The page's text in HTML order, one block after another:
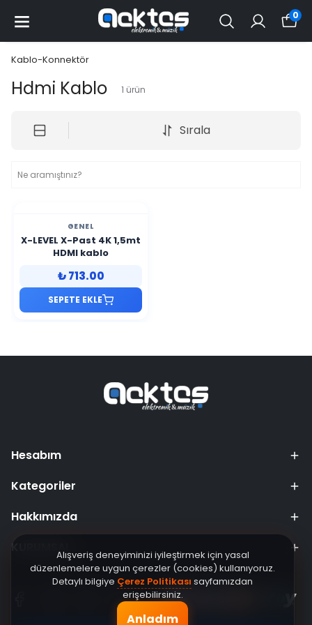
Alışveriş deneyiminizi iyileştirmek için yasal
düzenlemelere uygun çerezler (cookies) kullanıyoruz.
Detaylı bilgiye Çerez Politikası sayfamızdan
erişebilirsiniz.
Anladım
0
Kablo-Konnektör
Hdmi Kablo 1 ürün
Sırala
GENEL
X-LEVEL X-Past 4K 1,5mt
HDMI kablo
₺ 713.00
SEPETE EKLE
Hesabım
Kategoriler
Hakkımızda
KURUMSAL